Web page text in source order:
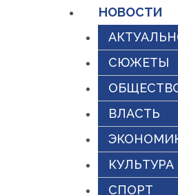
НОВОСТИ
СЮЖЕТЫ
ВЛАСТЬ
КУЛЬТУРА
СПОРТ